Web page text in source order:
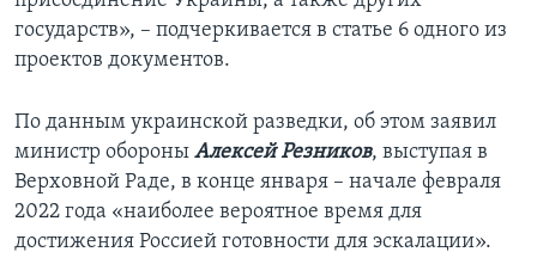
государств», – подчеркивается в статье 6 одного из
проектов документов.
По данным украинской разведки, об этом заявил
министр обороны Алексей Резников, выступая в
Верховной Раде, в конце января – начале февраля
2022 года «наиболее вероятное время для
достижения Россией готовности для эскалации».